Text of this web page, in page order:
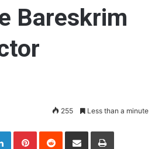
Bareskrim
255 Less than a minute
LinkedInPinterestReddit Share via Email Print